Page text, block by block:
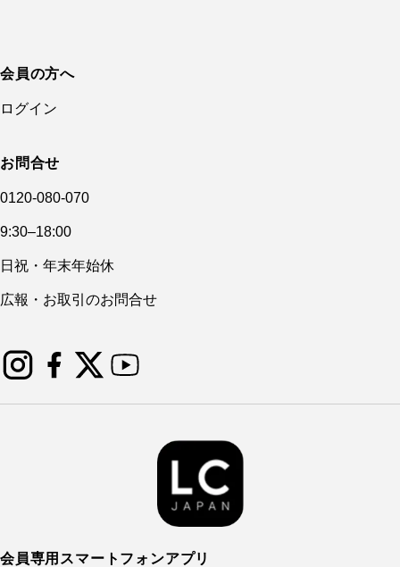
会員の方へ
ログイン
お問合せ
0120-080-070
9:30–18:00
日祝・年末年始休
広報・お取引のお問合せ
会員専用スマートフォンアプリ